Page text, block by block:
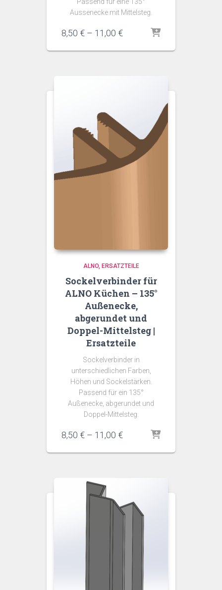
Aussenecke mit Mittelsteg.
8,50 € – 11,00 €Preisspanne:
bis
ALNO ERSATZTEILE
Sockelverbinder für
ALNO Küchen – 135°
Außenecke,
abgerundet und
Doppel-Mittelsteg |
Ersatzteile
Sockelverbinder in
unterschiedlichen Farben,
Höhen und Sockelstärken.
Passend für ein 135°
Außenecke, abgerundet und
Doppel-Mittelsteg.
8,50 € – 11,00 €Preisspanne:
bis